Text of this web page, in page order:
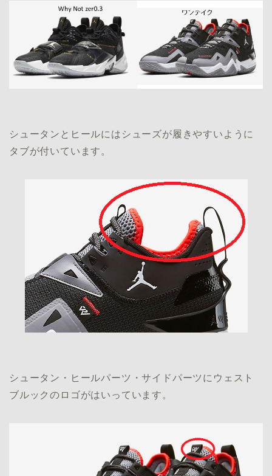
シュータンとヒールにはシューズが履きやすいように
タブが付いています。
シュータン・ヒールパーツ・サイドパーツにウェスト
ブルックのロゴがはいっています。